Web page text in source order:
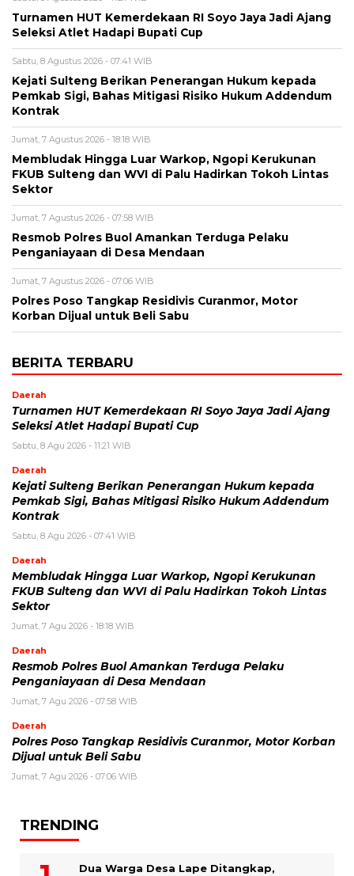
Turnamen HUT Kemerdekaan RI Soyo Jaya Jadi Ajang
Seleksi Atlet Hadapi Bupati Cup
Sabtu, 8 Agustus 2026 - 07:41 WIB
Kejati Sulteng Berikan Penerangan Hukum kepada
Pemkab Sigi, Bahas Mitigasi Risiko Hukum Addendum
Kontrak
Jumat, 7 Agustus 2026 - 18:18 WIB
Membludak Hingga Luar Warkop, Ngopi Kerukunan
FKUB Sulteng dan WVI di Palu Hadirkan Tokoh Lintas
Sektor
Jumat, 7 Agustus 2026 - 07:58 WIB
Resmob Polres Buol Amankan Terduga Pelaku
Penganiayaan di Desa Mendaan
Jumat, 7 Agustus 2026 - 07:06 WIB
Polres Poso Tangkap Residivis Curanmor, Motor
Korban Dijual untuk Beli Sabu
BERITA TERBARU
Daerah
Turnamen HUT Kemerdekaan RI Soyo Jaya Jadi Ajang
Seleksi Atlet Hadapi Bupati Cup
Sabtu, 8 Agu 2026 - 11:21 WIB
Daerah
Kejati Sulteng Berikan Penerangan Hukum kepada
Pemkab Sigi, Bahas Mitigasi Risiko Hukum Addendum
Kontrak
Sabtu, 8 Agu 2026 - 07:41 WIB
Daerah
Membludak Hingga Luar Warkop, Ngopi Kerukunan
FKUB Sulteng dan WVI di Palu Hadirkan Tokoh Lintas
Sektor
Jumat, 7 Agu 2026 - 18:18 WIB
Daerah
Resmob Polres Buol Amankan Terduga Pelaku
Penganiayaan di Desa Mendaan
Jumat, 7 Agu 2026 - 07:58 WIB
Daerah
Polres Poso Tangkap Residivis Curanmor, Motor Korban
Dijual untuk Beli Sabu
Jumat, 7 Agu 2026 - 07:06 WIB
TRENDING
Dua Warga Desa Lape Ditangkap,